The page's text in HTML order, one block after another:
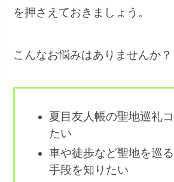
を押さえておきましょう。
こんなお悩みはありませんか？
夏目友人帳の聖地巡礼
たい
車や徒歩など聖地を巡
手段を知りたい